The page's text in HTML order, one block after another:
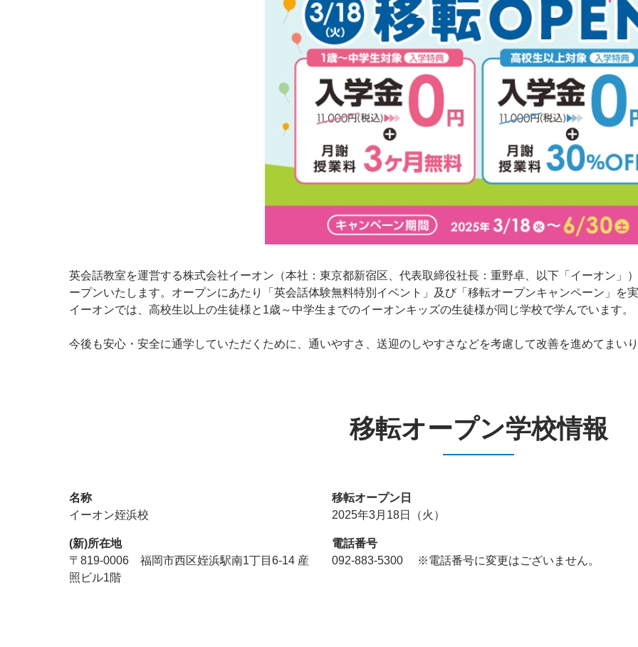
英会話教室を運営する株式会社イーオン（本社：東京都新宿区、代表取締役社長：重野卓、以下「イーオン」
ープンいたします。オープンにあたり「英会話体験無料特別イベント」及び「移転オープンキャンペーン」を実
イーオンでは、高校生以上の生徒様と1歳～中学生までのイーオンキッズの生徒様が同じ学校で学んでいます。
今後も安心・安全に通学していただくために、通いやすさ、送迎のしやすさなどを考慮して改善を進めてまいり
移転オープン学校情報
名称
イーオン姪浜校
移転オープン日
2025年3月18日（火）
(新)所在地
〒819-0006 福岡市西区姪浜駅南1丁目6-14 産
照ビル1階
電話番号
092-883-5300 ※電話番号に変更はございません。